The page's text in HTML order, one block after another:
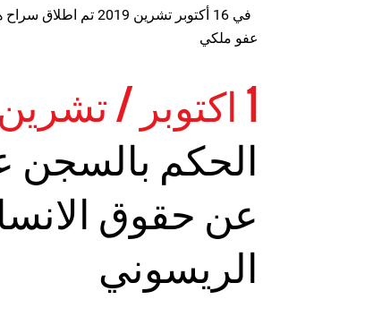
في 16 أكتوبر تشرين
عفو ملكي
1 اكتوبر / تشرين الأول 2019
الحكم بالسجن
عن حقوق
الريسوني